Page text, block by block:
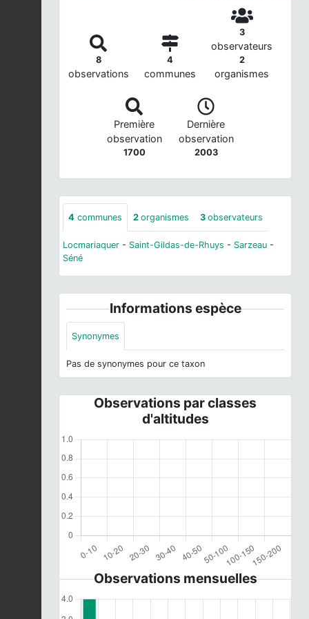
8
observations
4
communes
3
observateurs
2
organismes
Première
observation
1700
Dernière
observation
2003
4 communes 2 organismes 3 observateurs
Locmariaquer - Saint-Gildas-de-Rhuys - Sarzeau -
Séné
Informations espèce
Synonymes
Pas de synonymes pour ce taxon
Observations par classes
d'altitudes
Observations mensuelles